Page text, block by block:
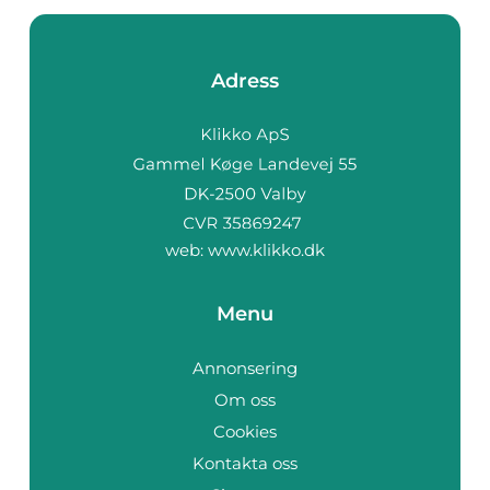
Adress
web: www.klikko.dk
Menu
Annonsering
Om oss
Cookies
Kontakta oss